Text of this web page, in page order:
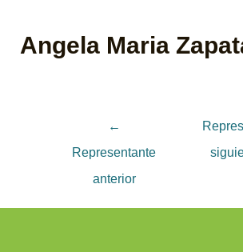
Angela Maria
←
Representante
anterior